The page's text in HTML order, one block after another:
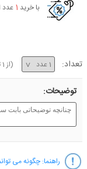
با خرید 1 عدد
تعداد: (از 1
توضیحات:
راهنما: چگونه می